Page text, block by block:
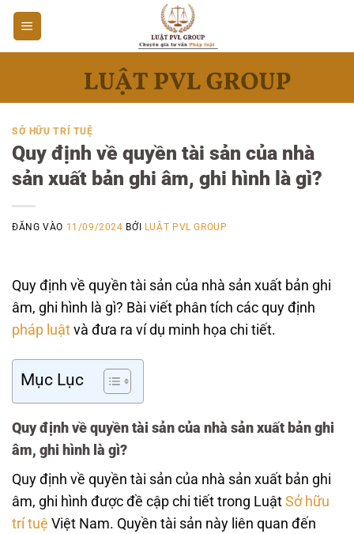
Bỏ
qua
nội
SỞ HỮU TRÍ TUỆ
Quy định về quyền tài sản của nhà
sản xuất bản ghi âm, ghi hình là gì?
ĐĂNG VÀO 11/09/2024 BỞI LUẬT PVL GROUP
Quy định về quyền tài sản của nhà sản xuất bản ghi
âm, ghi hình là gì? Bài viết phân tích các quy định
pháp luật và đưa ra ví dụ minh họa chi tiết.
Mục Lục
Quy định về quyền tài sản của nhà sản xuất bản ghi
âm, ghi hình là gì?
Quy định về quyền tài sản của nhà sản xuất bản ghi
âm, ghi hình được đề cập chi tiết trong Luật Sở hữu
trí tuệ Việt Nam. Quyền tài sản này liên quan đến